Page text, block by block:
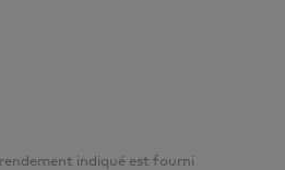
indiqué est fourni